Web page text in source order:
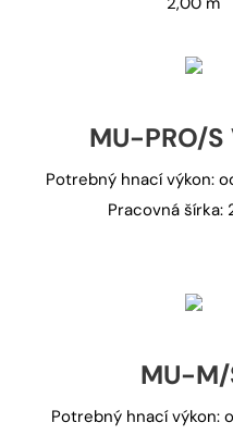
MU-PRO/S
Potrebný hnací výkon:
Pracovná šírka:
MU-M/
Potrebný hnací výkon: